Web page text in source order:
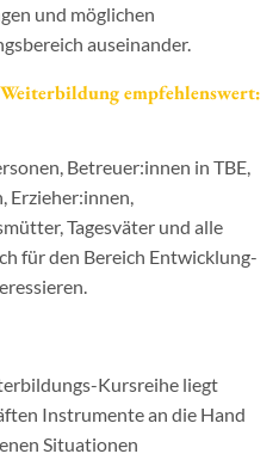
und möglichen
auseinander.
empfehlenswert:
Betreuer:innen in TBE,
Tagesväter und alle
für den Bereich Entwicklung-
Kursreihe liegt
Instrumente an die Hand
Situationen